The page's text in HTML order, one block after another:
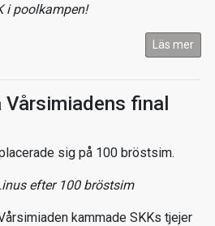
i poolkampen!
Läs mer
Vårsimiadens final
efter 100 bröstsim
kammade SKKs tjejer